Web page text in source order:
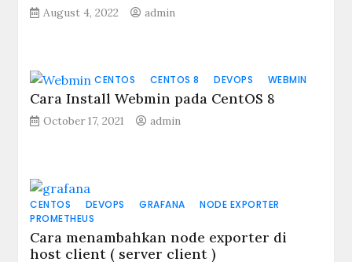
August 4, 2022 admin
CENTOS CENTOS 8 DEVOPS WEBMIN
Cara Install Webmin pada CentOS 8
October 17, 2021 admin
CENTOS DEVOPS GRAFANA
NODE EXPORTER
PROMETHEUS
Cara menambahkan node exporter di
host client ( server client )